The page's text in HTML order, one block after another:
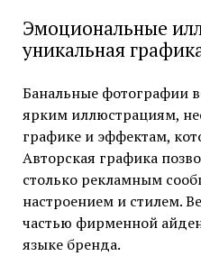
Эмоциональные
уникальная
Банальные фотографии
ярким иллюстрациям,
графике и эффектам,
Авторская графика
столько рекламным
настроением и стилем.
частью фирменной
языке бренда.